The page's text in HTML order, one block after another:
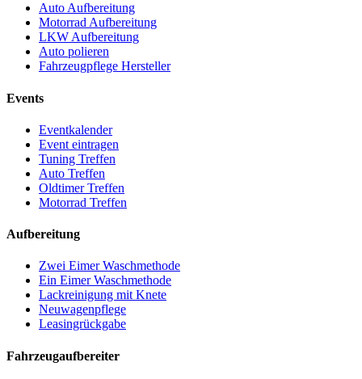
Auto Aufbereitung
Motorrad Aufbereitung
LKW Aufbereitung
Auto polieren
Fahrzeugpflege Hersteller
Events
Eventkalender
Event eintragen
Tuning Treffen
Auto Treffen
Oldtimer Treffen
Motorrad Treffen
Aufbereitung
Zwei Eimer Waschmethode
Ein Eimer Waschmethode
Lackreinigung mit Knete
Neuwagenpflege
Leasingrückgabe
Fahrzeugaufbereiter